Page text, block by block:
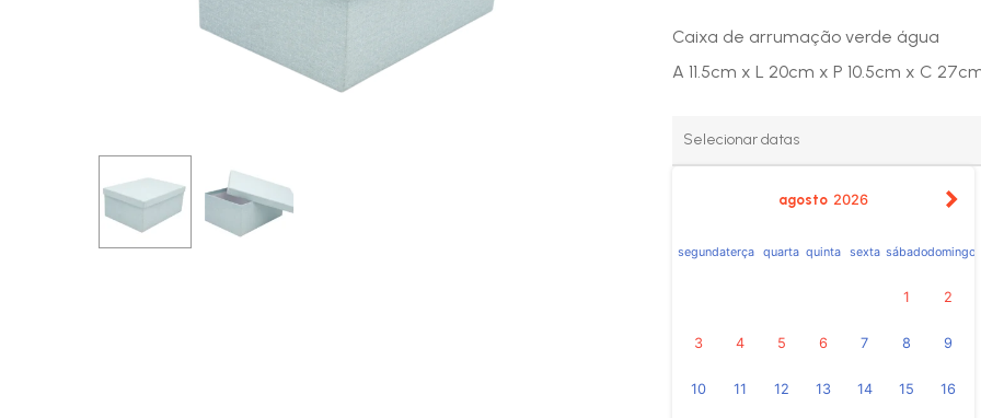
Caixa de arrumação verde água
A 11.5cm x L 20cm x P 10.5cm x C
agosto 2026
segundaterça quarta quinta sexta sábadodomingo
1 2
3 4 5 6 7 8 9
10 11 12 13 14 15 16